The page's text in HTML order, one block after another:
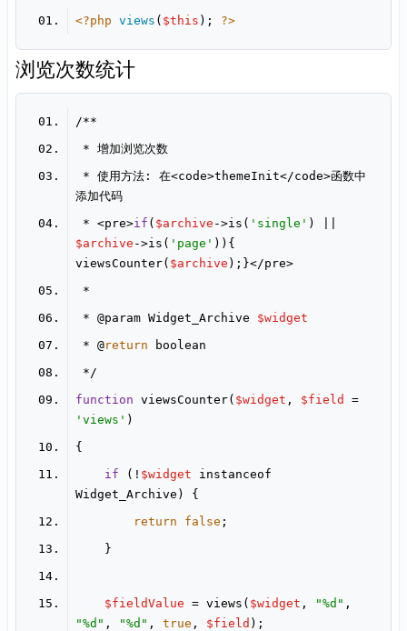
<?php views ( $this ); ?>
浏览次数统计
* <pre>if ( $archive ->is( 'single'
$archive ->is( 'page' )){
viewsCounter( $archive
* @param Widget_Archive $widget
* @return
function viewsCounter( $widget , $field
'views'
if (! $widget instanceof
return
false
$fieldValue = views( $widget , "%d"
"%d" , "%d" , true , $field